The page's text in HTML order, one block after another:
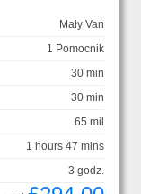
Mały Van
1 Pomocnik
30 min
30 min
65 mil
1 hours 47 mins
3 godz.